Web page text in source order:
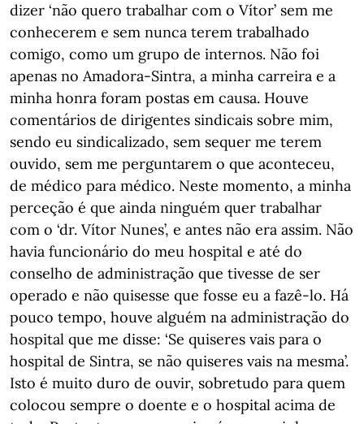
dizer ‘não quero trabalhar com o Vítor’ sem me
conhecerem e sem nunca terem trabalhado
comigo, como um grupo de internos. Não foi
apenas no Amadora-Sintra, a minha carreira e a
minha honra foram postas em causa. Houve
comentários de dirigentes sindicais sobre mim,
sendo eu sindicalizado, sem sequer me terem
ouvido, sem me perguntarem o que aconteceu,
de médico para médico. Neste momento, a minha
perceção é que ainda ninguém quer trabalhar
com o ‘dr. Vítor Nunes’, e antes não era assim. Não
havia funcionário do meu hospital e até do
conselho de administração que tivesse de ser
operado e não quisesse que fosse eu a fazê-lo. Há
pouco tempo, houve alguém na administração do
hospital que me disse: ‘Se quiseres vais para o
hospital de Sintra, se não quiseres vais na mesma’.
Isto é muito duro de ouvir, sobretudo para quem
colocou sempre o doente e o hospital acima de